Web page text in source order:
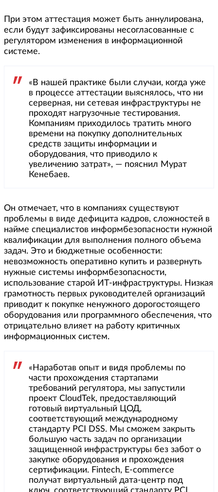
При этом аттестация может быть аннулирована,
если будут зафиксированы несогласованные с
регулятором изменения в информационной
системе.
«В нашей практике были случаи, когда уже
в процессе аттестации выяснялось, что ни
серверная, ни сетевая инфраструктуры не
проходят нагрузочные тестирования.
Компаниям приходилось тратить много
времени на покупку дополнительных
средств защиты информации и
оборудования, что приводило к
увеличению затрат», — пояснил Мурат
Кенебаев.
Он отмечает, что в компаниях существуют
проблемы в виде дефицита кадров, сложностей в
найме специалистов информбезопасности нужной
квалификации для выполнения полного объема
задач. Это и бюджетные особенности:
невозможность оперативно купить и развернуть
нужные системы информбезопасности,
использование старой ИТ-инфраструктуры. Низкая
грамотность первых руководителей организаций
приводит к покупке ненужного дорогостоящего
оборудования или программного обеспечения, что
отрицательно влияет на работу критичных
информационных систем.
«Наработав опыт и видя проблемы по
части прохождения стартапами
требований регулятора, мы запустили
проект CloudTek, предоставляющий
готовый виртуальный ЦОД,
соответствующий международному
стандарту PCI DSS. Мы сможем закрыть
большую часть задач по организации
защищенной инфраструктуры без забот о
закупке оборудования и прохождения
сертификации. Fintech, E-commerce
получат виртуальный дата-центр под